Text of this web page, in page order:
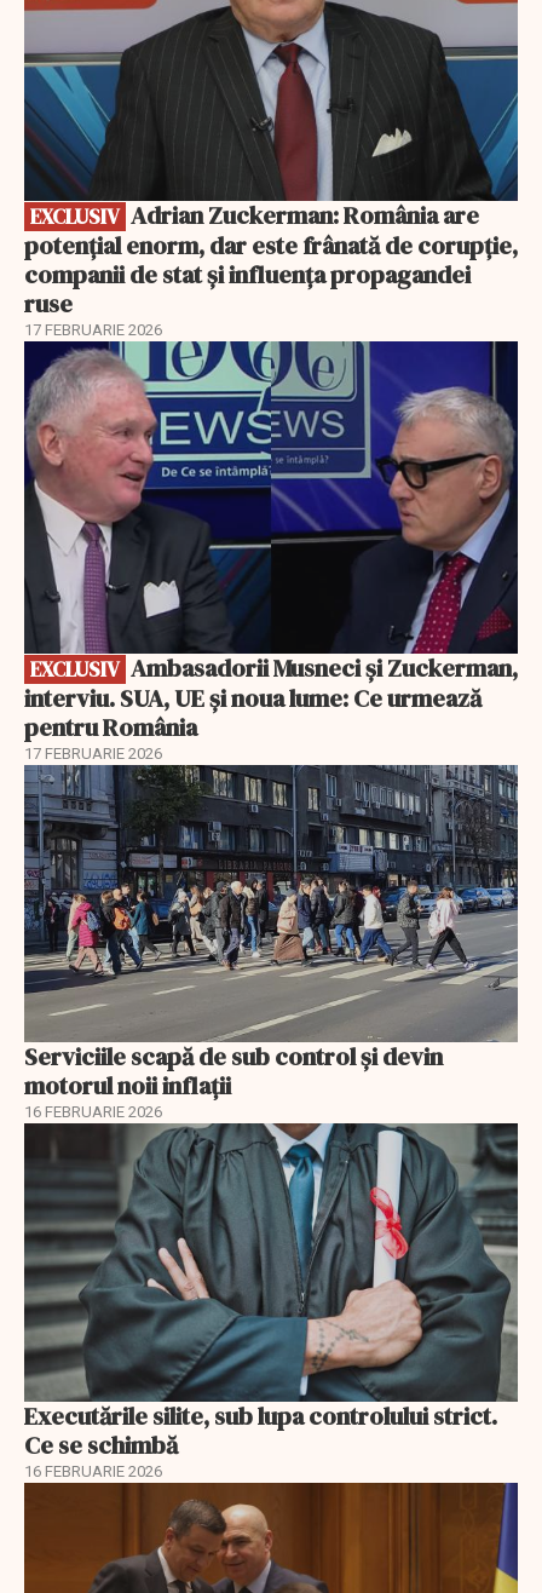
EXCLUSIV
potențial enorm, dar este frânată de corupție,
companii de stat și influența propagandei
ruse
17 FEBRUARIE 2026
EXCLUSIV
EXCLUSIV
interviu. SUA, UE și noua lume: Ce urmează
pentru România
17 FEBRUARIE 2026
Serviciile scapă de sub control și devin
motorul noii inflații
16 FEBRUARIE 2026
Executările silite, sub lupa controlului strict.
Ce se schimbă
16 FEBRUARIE 2026